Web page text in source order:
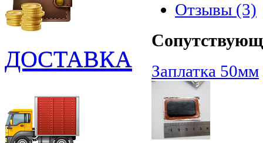
Отзывы (3)
Заплатка 50мм
ДОСТАВКА